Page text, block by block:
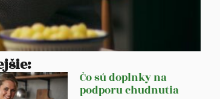
Čo sú doplnky na
podporu chudnutia